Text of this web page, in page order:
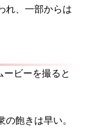
れ、一部からは
ビーを撮ると
飽きは早い。